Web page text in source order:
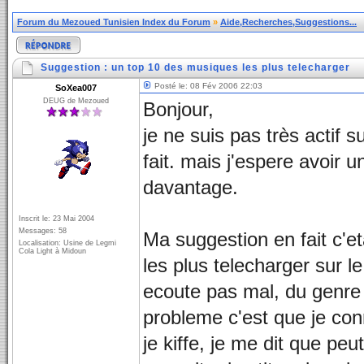
Forum du Mezoued Tunisien Index du Forum » Aide,Recherches,Suggestions...
Suggestion : un top 10 des musiques les plus telecharger
SoXea007
DEUG de Mezoued
Inscrit le: 23 Mai 2004
Messages: 58
Localisation: Usine de Legmi
Cola Light à Midoun
Posté le: 08 Fév 2006 22:03
Bonjour,
je ne suis pas très actif
fait. mais j'espere avoir
davantage.
Ma suggestion en fait
les plus telecharger sur
ecoute pas mal, du
probleme c'est que je
je kiffe, je me dit que